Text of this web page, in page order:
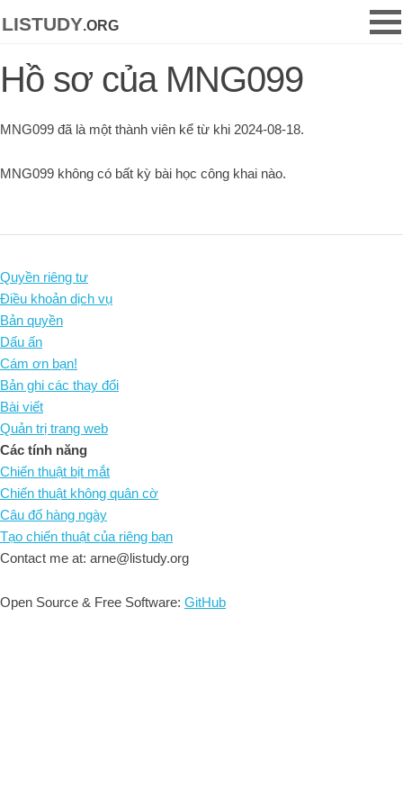
listudy.org
Hồ sơ của MNG099
MNG099 đã là một thành viên kể từ khi 2024-08-18.
MNG099 không có bất kỳ bài học công khai nào.
Quyền riêng tư
Điều khoản dịch vụ
Bản quyền
Dấu ấn
Cám ơn bạn!
Bản ghi các thay đổi
Bài viết
Quản trị trang web
Các tính năng
Chiến thuật bịt mắt
Chiến thuật không quân cờ
Câu đố hàng ngày
Tạo chiến thuật của riêng bạn
Contact me at: arne@listudy.org
Open Source & Free Software: GitHub